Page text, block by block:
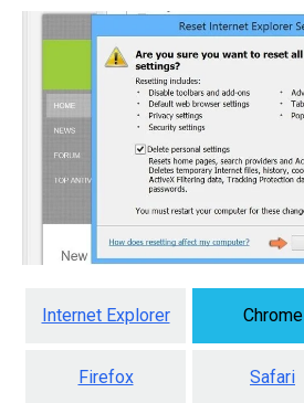
Internet Explorer Chrome
Firefox Safari